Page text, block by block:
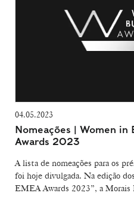
04.05.2023
Nomeações | Women in
Awards 2023
A lista de nomeações para os
foi hoje divulgada. Na edição
EMEA Awards 2023”, a Morais